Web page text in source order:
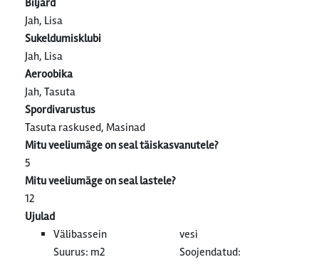
Biljard
Jah, Lisa
Sukeldumisklubi
Jah, Lisa
Aeroobika
Jah, Tasuta
Spordivarustus
Tasuta raskused, Masinad
Mitu veeliumäge on seal täiskasvanutele?
5
Mitu veeliumäge on seal lastele?
12
Ujulad
Välibassein
Suurus: m2
vesi
Soojendatud: